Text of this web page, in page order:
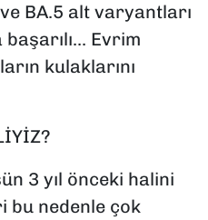
BA.5 alt varyantları
Evrim
kulaklarını
3 yıl önceki halini
bu nedenle çok